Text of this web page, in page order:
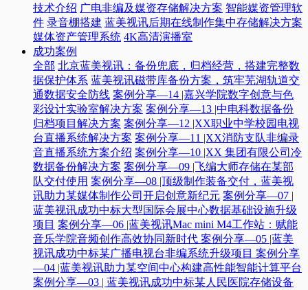
技术介绍 广电非编及媒资存储解决方案 智能媒资管理软
件 录音棚搭建 蓝美视讯后期在线制作集中存储解决方案
媒体资产管理系统 4K高清演播室
成功案例
全部 北京蓝美视讯：备份兜底，归档经营，搭建完整数
据保护体系 蓝美视讯磁带库备份方案，筑牢芜湖轨道交
通数据安全防线 案例分享—14 |嘉兴学院数字创意与色
彩设计实验室解决方案 案例分享—13 |中电科数据备份
归档项目解决方案 案例分享—12 |XX职业中学校园电视
台直播系统解决方案 案例分享—11 |XX消防支队非编录
音直播系统方案介绍 案例分享—10 |XX 集团有限公司冷
数据备份解决方案 案例分享—09 |飞编大师存储在某部
队交付使用 案例分享—08 |顶级制作装备交付，蓝美视
讯助力某媒体制作公司开启创意新纪元 案例分享—07 |
蓝美视讯成功中标大型国际会展中心数据基础设施升级
项目 案例分享—06 |蓝美视讯Mac mini M4工作站：赋能
音乐学院音频创作高效协同新时代​ 案例分享—05 |蓝美
视讯成功中标某广播电视台非编系统升级项目​ 案例分享
—04 |蓝美视讯助力某空间中心构建高性能智能计算平台​
案例分享—03 | 蓝美视讯成功中标某人民医院存储设备